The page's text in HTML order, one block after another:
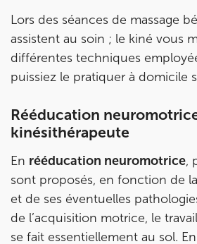
Lors des séances de massage
assistent au soin ; le kiné vous
différentes techniques
puissiez le pratiquer à domicile
Rééducation
kinésithérapeute
En rééducation neuromotrice,
sont proposés, en fonction de
et de ses éventuelles
de l’acquisition motrice, le
se fait essentiellement au sol.